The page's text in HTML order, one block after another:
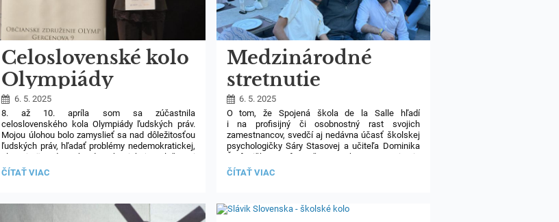
Celoslovenské kolo
Olympiády
ľudských práv
6. 5. 2025
8. až 10. apríla som sa zúčastnila
celoslovenského kola Olympiády ľudských práv.
Mojou úlohou bolo zamyslieť sa nad dôležitosťou
ľudských práv, hľadať problémy nedemokratickej,
ale najmä nedostatky demokratickej spoločnosti
a navrhnúť riešenia, ktoré by ponúkali
spravodlivosť pre všetkých.
Odchádzala som s motiváciou, že aj u nás sú
CELOSLOVENSKÉ
ĽUDSKÝCH
ČÍTAŤ VIAC
Medzinárodné
stretnutie
lasalliánskych
učiteľov v Egypte
6. 5. 2025
O tom, že Spojená škola de la Salle hľadí
i na profisijný či osobnostný rast svojich
zamestnancov, svedčí aj nedávna účasť školskej
psychologičky Sáry Stasovej a učiteľa Dominika
Štefaničku na formačnom pobyte Fraternity in
Action v egyptskej Alexandrii, kde sa stretlo
približne 40 mladých lasalliánskych učiteľov
diskusie a skupinové aktivity zamerané na tému
MEDZINÁRODNÉ
V
ČÍTAŤ VIAC